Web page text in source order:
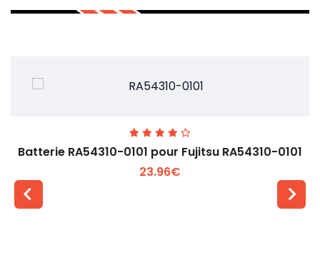
Batterie RA54310-0101 pour Fujitsu RA54310-0101
23.96€